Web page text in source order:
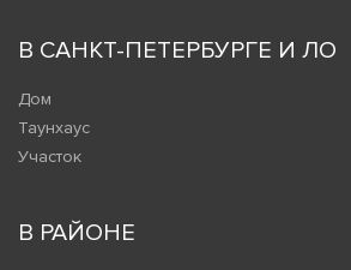
В САНКТ-ПЕТЕРБУРГЕ И ЛО
Дом
Таунхаус
Участок
В РАЙОНЕ